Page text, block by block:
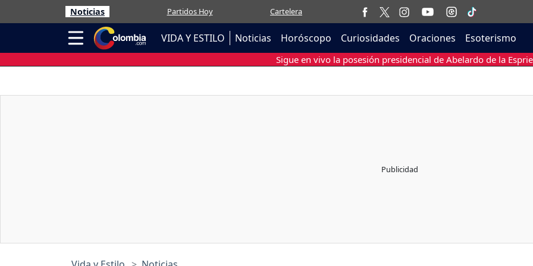
Noticias Partidos Hoy Cartelera
VIDA Y ESTILO Noticias Horóscopo Curiosidades Oraciones Esoterismo
Sigue en vivo la posesión presidencial de Abelardo de la